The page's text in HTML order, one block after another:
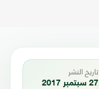
تاريخ النشر
27 سبتمبر 2017